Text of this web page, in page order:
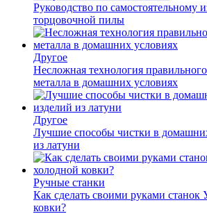
Руководство по самостоятельному
торцовочной пилы
Другое
Несложная технология
металла в домашних условиях
Другое
Лучшие способы чистки в
из латуни
Ручные станки
Как сделать своими руками станок
ковки?